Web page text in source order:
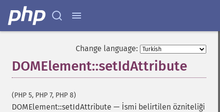
Change language:
DOMElement::setIdAttribute
(PHP 5, PHP 7, PHP 8)
DOMElement::setIdAttribute — İsmi belirtilen özniteliği